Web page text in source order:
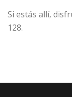
Si estás allí,
128.